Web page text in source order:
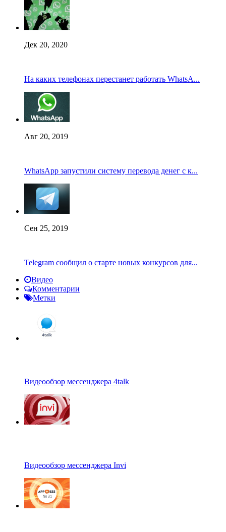
Дек 20, 2020
На каких телефонах перестанет работать WhatsA...
Авг 20, 2019
WhatsApp запустили систему перевода денег с к...
Сен 25, 2019
Telegram сообщил о старте новых конкурсов для...
Видео
Комментарии
Метки
Видеообзор мессенджера 4talk
Видеообзор мессенджера Invi